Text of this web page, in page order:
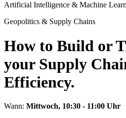
Artificial Intelligence & Machine
Geopolitics & Supply Chains
How to Build or
your Supply
Efficiency.
Wann: Mittwoch, 10:30 - 11:00 Uhr